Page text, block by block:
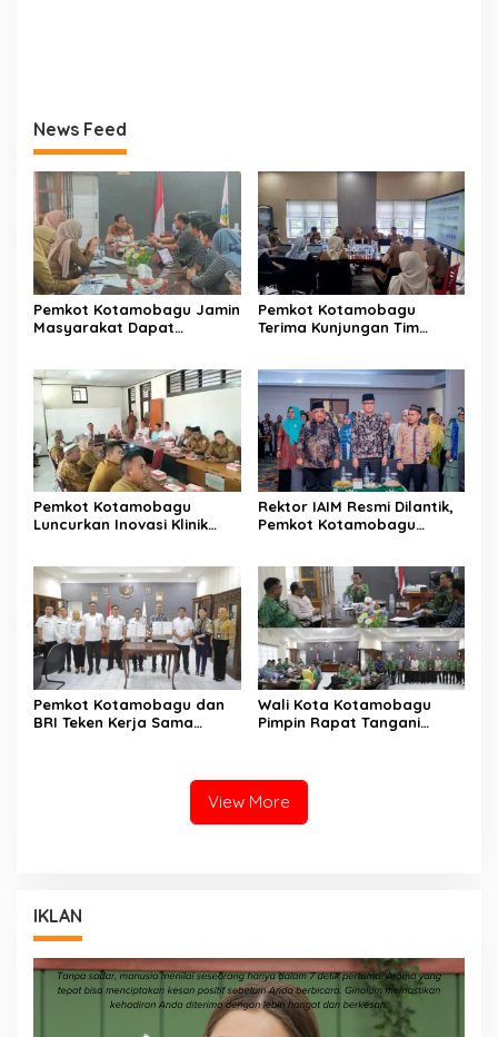
News Feed
Pemkot Kotamobagu Jamin
Masyarakat Dapat
Pemkot Kotamobagu
Terima Kunjungan Tim
Pemkot Kotamobagu
Luncurkan Inovasi Klinik
Rektor IAIM Resmi Dilantik,
Pemkot Kotamobagu
Pemkot Kotamobagu dan
BRI Teken Kerja Sama
Wali Kota Kotamobagu
Pimpin Rapat Tangani
View More
IKLAN